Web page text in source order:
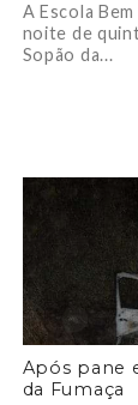
A Escola
noite de
Sopão da...
Após pane
da Fumaça